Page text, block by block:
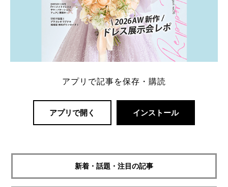
アプリで記事を保存・購読
アプリで開く インストール
新着・話題・注目の記事